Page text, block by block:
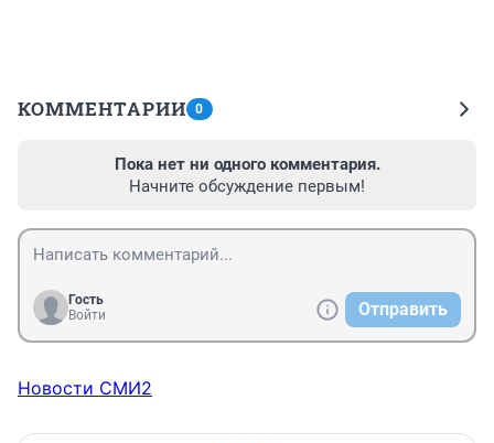
КОММЕНТАРИИ 0
Пока нет ни одного комментария.
Начните обсуждение первым!
Гость
Войти
Отправить
Новости СМИ2